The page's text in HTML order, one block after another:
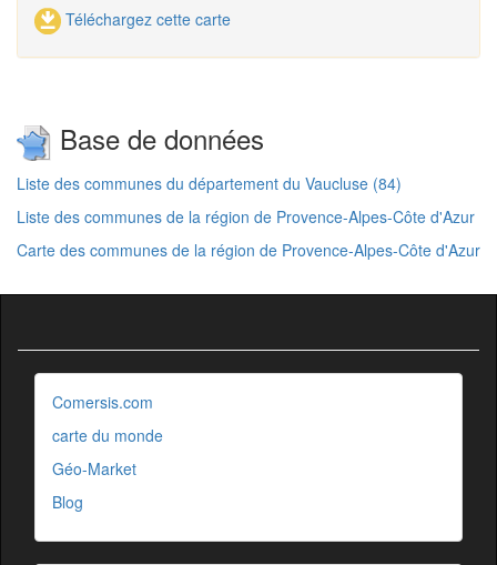
Téléchargez cette carte
Base de données
Liste des communes du département du Vaucluse (84)
Liste des communes de la région de Provence-Alpes-Côte d'Azur
Carte des communes de la région de Provence-Alpes-Côte d'Azur
Comersis.com
carte du monde
Géo-Market
Blog